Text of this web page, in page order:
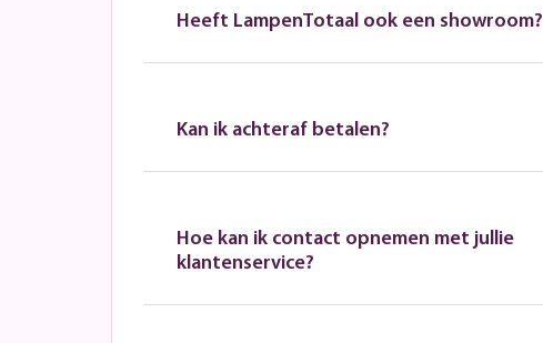
Heeft LampenTotaal ook een showroom?
Kan ik achteraf betalen?
Hoe kan ik contact opnemen met jullie
klantenservice?